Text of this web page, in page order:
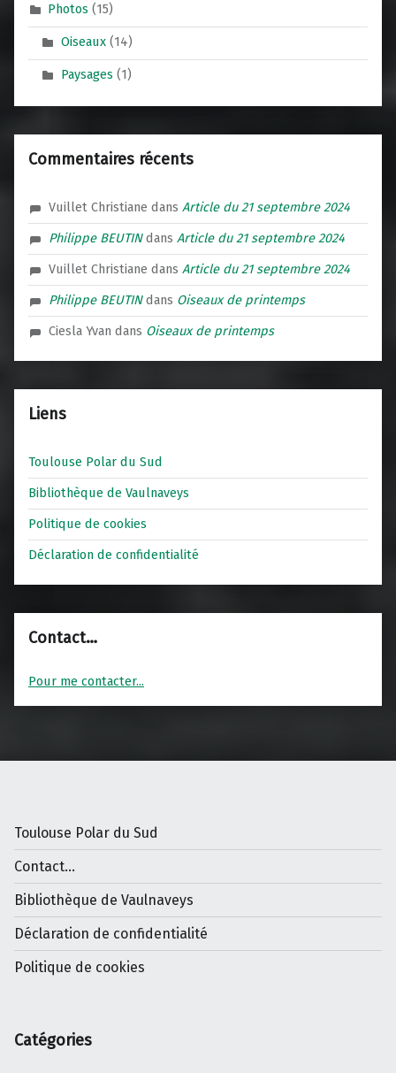
Photos (15)
Oiseaux(14)
Paysages (1)
Commentaires récents
Vuillet Christiane dansArticle du 21 septembre 2024
Philippe BEUTINdansArticle du 21 septembre 2024
Vuillet Christiane dansArticle du 21 septembre 2024
Philippe BEUTINdans Oiseaux de printemps
Ciesla Yvan dans Oiseaux de printemps
Liens
Toulouse Polar du Sud
Bibliothèque de Vaulnaveys
Politique de cookies
Déclaration de confidentialité
Contact…
Pour me contacter...
Toulouse Polar du Sud
Contact...
Bibliothèque de Vaulnaveys
Déclaration de confidentialité
Politique de cookies
Catégories